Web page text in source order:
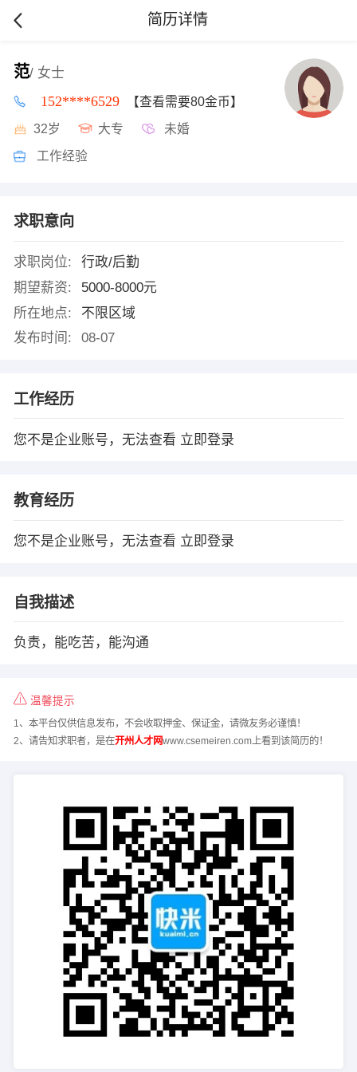
简历详情
范/ 女士
152****6529 【查看需要80金币】
32岁 大专 未婚
工作经验
求职意向
求职岗位:
行政/后勤
期望薪资:
5000-8000元
所在地点:
不限区域
发布时间:
08-07
工作经历
您不是企业账号，无法查看 立即登录
教育经历
您不是企业账号，无法查看 立即登录
自我描述
负责，能吃苦，能沟通
温馨提示
1、本平台仅供信息发布，不会收取押金、保证金，请微友务必谨慎！
2、请告知求职者，是在开州人才网www.csemeiren.com上看到该简历的！